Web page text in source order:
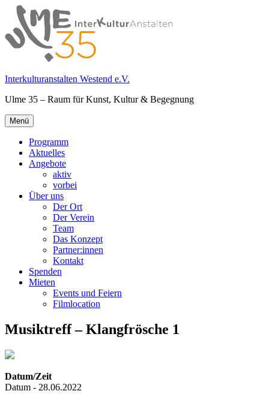
Springe
zum
Inhalt
Interkulturanstalten Westend e.V.
Ulme 35 – Raum für Kunst, Kultur & Begegnung
Primäres
Menü
Menü
Programm
Aktuelles
Angebote
aktiv
vorbei
Über uns
Der Ort
Der Verein
Team
Das Konzept
Partner:innen
Kontakt
Spenden
Mieten
Events und Feiern
Filmlocation
Musiktreff – Klangfrösche 1
Datum/Zeit
Datum - 28.06.2022